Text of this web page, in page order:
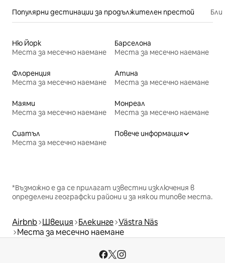
Популярни дестинации за продължителен престой
Ню Йорк
Места за месечно наемане
Барселона
Места за месечно наемане
Флоренция
Места за месечно наемане
Атина
Места за месечно наемане
Маями
Места за месечно наемане
Монреал
Места за месечно наемане
Сиатъл
Места за месечно наемане
Повече информация
*Възможно е да се прилагат известни изключения в
определени географски райони и за някои типове места.
Airbnb Швеция Блекинге Västra Näs
Места за месечно наемане